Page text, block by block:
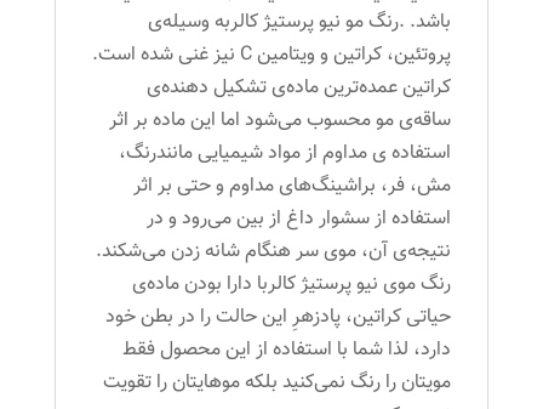
باشد. .رنگ مو نیو پرستیژ کالربه وسیله‌ی
پروتئین، کراتین و ویتامین C نیز غنی شده است.
کراتین عمده‌ترین ماده‌ی تشکیل دهنده‌ی
ساقه‌ی مو محسوب می‌شود اما این ماده بر اثر
استفاده ی مداوم از مواد شیمیایی مانندرنگ،
مش، فر، براشینگ‌های مداوم و حتی بر اثر
استفاده از سشوار داغ از بین می‌رود و در
نتیجه‌ی آن، موی سر هنگام شانه زدن می‌شکند.
رنگ موی نیو پرستیژ کالربا دارا بودن ماده‌ی
حیاتی کراتین، پادزهرِ این حالت را در بطن خود
دارد، لذا شما با استفاده از این محصول فقط
مویتان را رنگ نمی‌کنید بلکه موهایتان را تقویت